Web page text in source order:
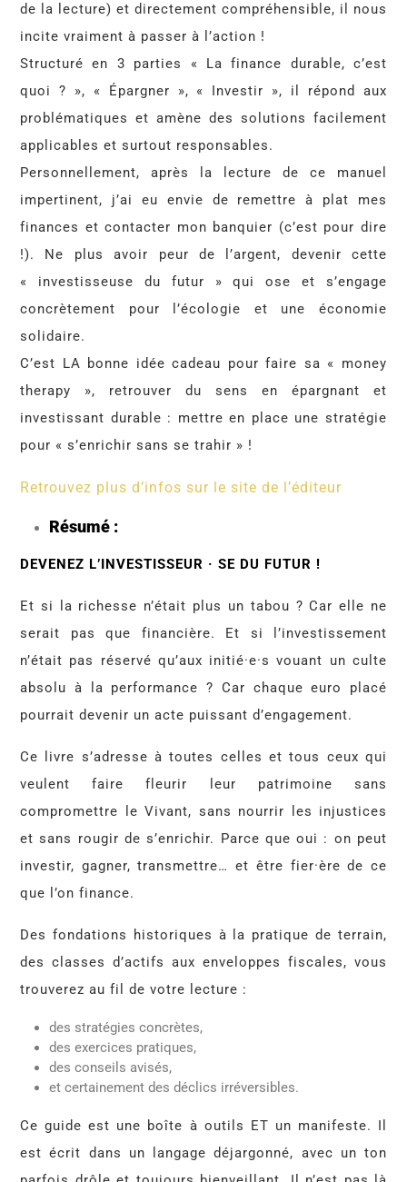
de la lecture) et directement compréhensible, il nous
incite vraiment à passer à l’action !
Structuré en 3 parties « La finance durable, c’est
quoi ? », « Épargner », « Investir », il répond aux
problématiques et amène des solutions facilement
applicables et surtout responsables.
Personnellement, après la lecture de ce manuel
impertinent, j’ai eu envie de remettre à plat mes
finances et contacter mon banquier (c’est pour dire
!). Ne plus avoir peur de l’argent, devenir cette
« investisseuse du futur » qui ose et s’engage
concrètement pour l’écologie et une économie
solidaire.
C’est LA bonne idée cadeau pour faire sa « money
therapy », retrouver du sens en épargnant et
investissant durable : mettre en place une stratégie
pour « s’enrichir sans se trahir » !
Retrouvez plus d’infos sur le site de l’éditeur
Résumé :
DEVENEZ L’INVESTISSEUR · SE DU FUTUR !
Et si la richesse n’était plus un tabou ? Car elle ne
serait pas que financière. Et si l’investissement
n’était pas réservé qu’aux initié·e·s vouant un culte
absolu à la performance ? Car chaque euro placé
pourrait devenir un acte puissant d’engagement.
Ce livre s’adresse à toutes celles et tous ceux qui
veulent faire fleurir leur patrimoine sans
compromettre le Vivant, sans nourrir les injustices
et sans rougir de s’enrichir. Parce que oui : on peut
investir, gagner, transmettre… et être fier·ère de ce
que l’on finance.
Des fondations historiques à la pratique de terrain,
des classes d’actifs aux enveloppes fiscales, vous
trouverez au fil de votre lecture :
des stratégies concrètes,
des exercices pratiques,
des conseils avisés,
et certainement des déclics irréversibles.
Ce guide est une boîte à outils ET un manifeste. Il
est écrit dans un langage déjargonné, avec un ton